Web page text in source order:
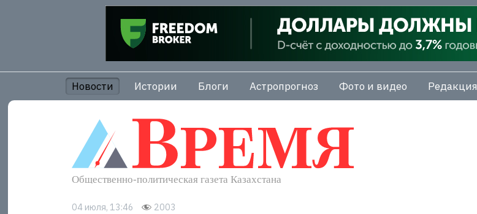
Новости Истории Блоги Астропрогноз Фото и видео Редакция
04 июля, 13:46 2003